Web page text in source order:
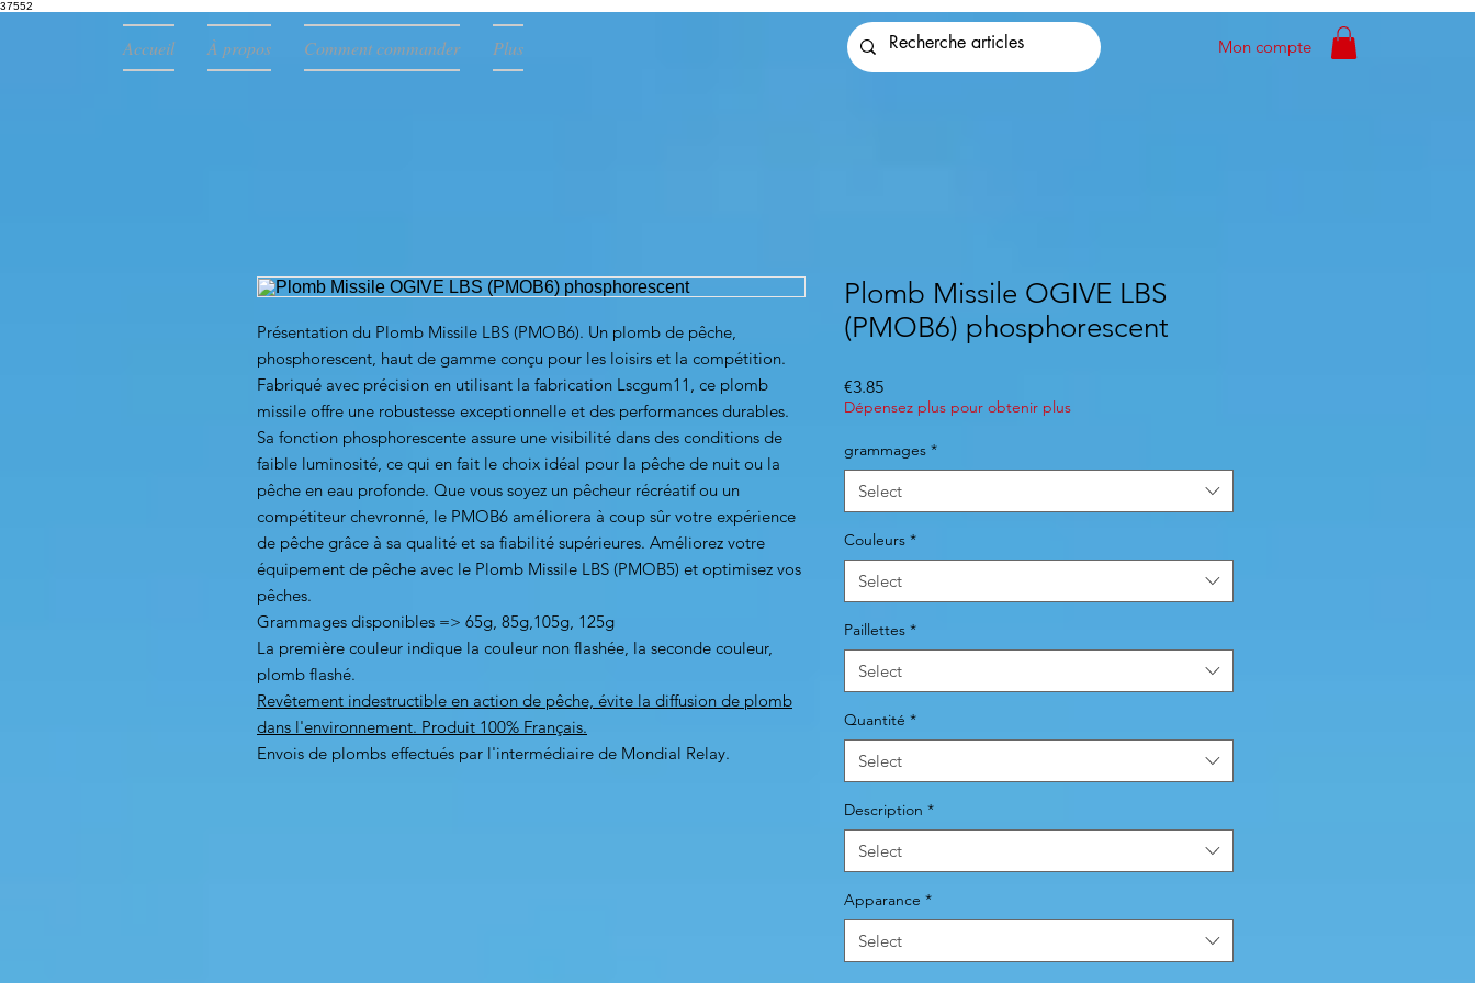
37552
Accueil À propos Comment commander Plus Mon compte
Présentation du Plomb Missile LBS (PMOB6). Un plomb de pêche,
phosphorescent, haut de gamme conçu pour les loisirs et la compétition.
Fabriqué avec précision en utilisant la fabrication Lscgum11, ce plomb
missile offre une robustesse exceptionnelle et des performances durables.
Sa fonction phosphorescente assure une visibilité dans des conditions de
faible luminosité, ce qui en fait le choix idéal pour la pêche de nuit ou la
pêche en eau profonde. Que vous soyez un pêcheur récréatif ou un
compétiteur chevronné, le PMOB6 améliorera à coup sûr votre expérience
de pêche grâce à sa qualité et sa fiabilité supérieures. Améliorez votre
équipement de pêche avec le Plomb Missile LBS (PMOB5) et optimisez vos
pêches.
Grammages disponibles => 65g, 85g,105g, 125g
La première couleur indique la couleur non flashée, la seconde couleur,
plomb flashé.
Revêtement indestructible en action de pêche, évite la diffusion de plomb
dans l'environnement. Produit 100% Français.
Envois de plombs effectués par l'intermédiaire de Mondial Relay.
Plomb Missile OGIVE LBS
(PMOB6) phosphorescent
€3.85Price
Dépensez plus pour obtenir plus
grammages *
Select
Couleurs *
Select
Paillettes *
Select
Quantité *
Select
Description *
Select
Apparance *
Select